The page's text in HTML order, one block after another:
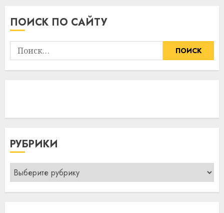
ПОИСК ПО САЙТУ
Найти:
РУБРИКИ
Рубрики